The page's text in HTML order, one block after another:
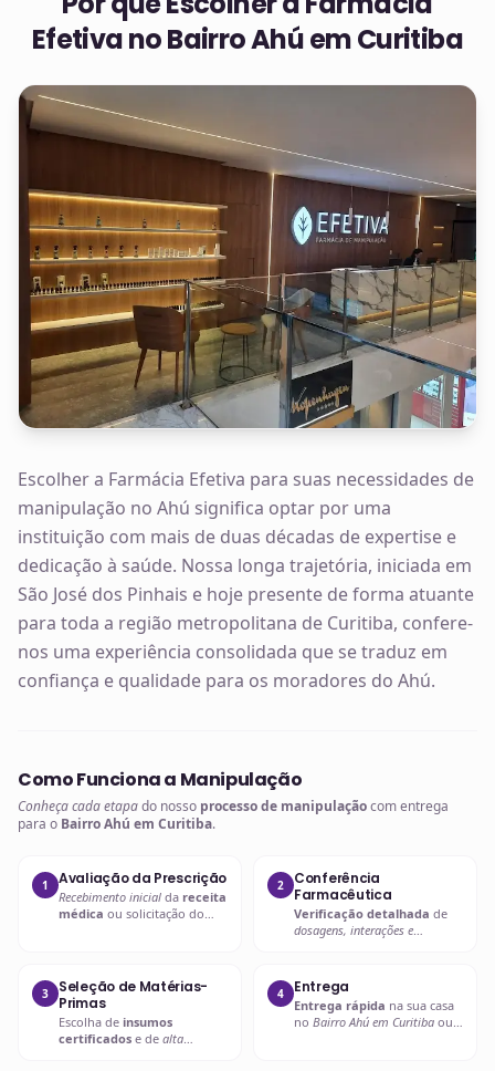
Efetiva noBairro Ahú em Curitiba
Escolher a Farmácia Efetiva para suas necessidades de
manipulação no Ahú significa optar por uma
instituição com mais de duas décadas de expertise e
dedicação à saúde. Nossa longa trajetória, iniciada em
São José dos Pinhais e hoje presente de forma atuante
para toda a região metropolitana de Curitiba, confere-
nos uma experiência consolidada que se traduz em
confiança e qualidade para os moradores do Ahú.
Como Funciona a Manipulação
Conheça cada etapado nosso processo de manipulaçãocom entrega
para o Bairro Ahú em Curitiba.
1 Avaliação da Prescrição
Recebimento inicial da receita
médica ou solicitação do
2
Conferência
Farmacêutica
Verificação detalhada de
dosagens, interações e
3
Seleção de Matérias-
Primas
Escolha de insumos
certificados e de alta
4 Entrega
Entrega rápida na sua casa
no Bairro Ahú em Curitiba ou